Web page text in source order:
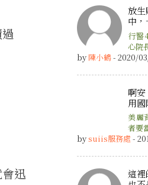
迅
放生
中
行醫
心院
by 陳小鶴- 2020/
啊
用
美麗
者要
bysuiis服務處 -
這